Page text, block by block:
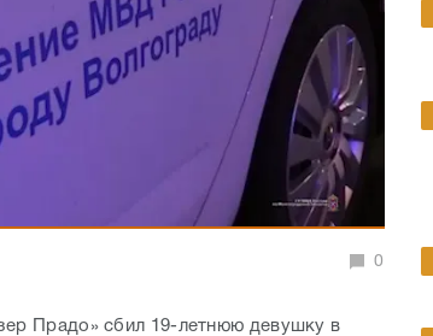
0
Прадо» сбил 19-летнюю девушку в